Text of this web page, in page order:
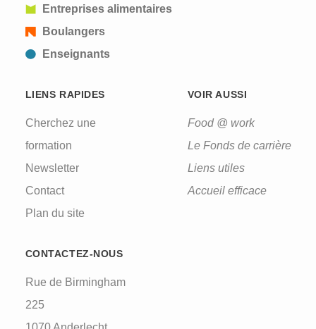
Entreprises alimentaires
Boulangers
Enseignants
LIENS RAPIDES
Cherchez une
formation
Newsletter
Contact
Plan du site
VOIR AUSSI
Food @ work
Le Fonds de carrière
Liens utiles
Accueil efficace
CONTACTEZ-NOUS
Rue de Birmingham
225